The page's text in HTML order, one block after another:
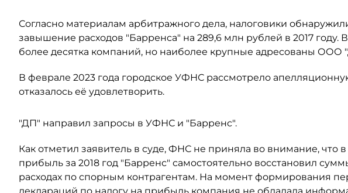
Согласно материалам арбитражного дела, налоговики
завышение расходов "Барренса" на 289,6 млн рублей в 2017 году.
более десятка компаний, но наиболее крупные адресованы ООО
В феврале 2023 года городское УФНС рассмотрело
отказалось её удовлетворить.
"ДП" направил запросы в УФНС и "Барренс".
Как отметил заявитель в суде, ФНС не приняла во внимание, что
прибыль за 2018 год "Барренс" самостоятельно восстановил
расходах по спорным контрагентам. На момент формирования